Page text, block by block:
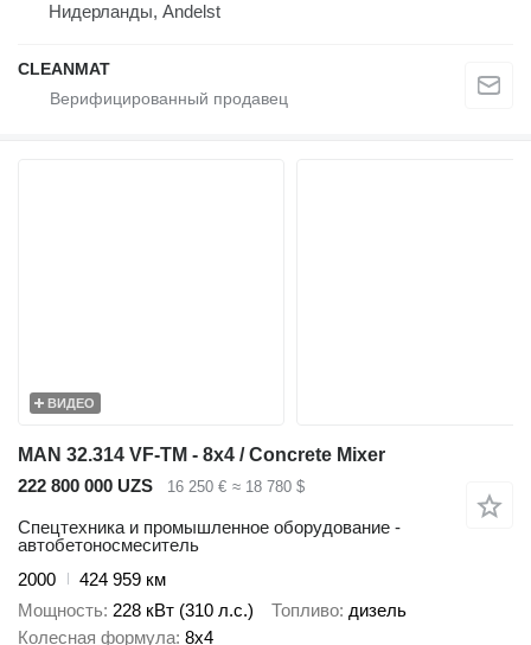
Нидерланды, Andelst
CLEANMAT
ВИДЕО
MAN 32.314 VF-TM - 8x4 / Concrete Mixer
222 800 000 UZS
16 250 € ≈ 18 780 $
Спецтехника и промышленное оборудование -
автобетоносмеситель
2000
424 959 км
Мощность 228 кВт (310 л.с.) Топливо дизель
Колесная формула 8x4